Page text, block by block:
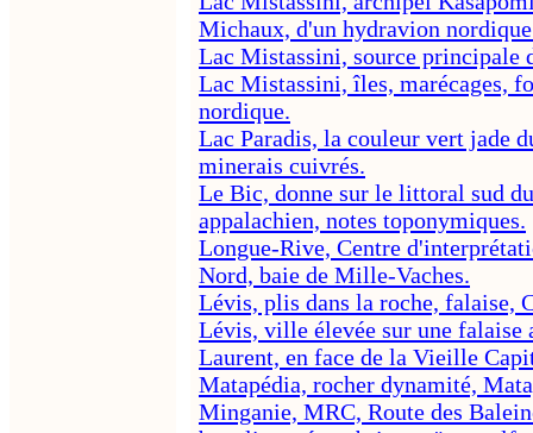
Michaux, d'un hydravion
Lac Mistassini, source principale
Lac Mistassini, îles, marécages,
nordique.
Lac Paradis, la couleur vert jade
minerais cuivrés.
Le Bic, donne sur le littoral sud
appalachien, notes toponymiques.
Longue-Rive, Centre
Nord, baie de Mille-Vaches.
Lévis, plis dans la roche, falaise,
Lévis, ville élevée sur une falaise
Laurent, en face de la Vieille
Matapédia, rocher dynamité,
Minganie, MRC, Route des